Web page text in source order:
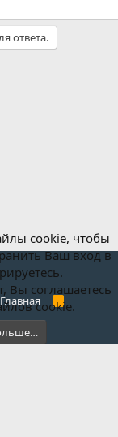
ответа.
Главная
R
S
cookie, чтобы
Ваш вход в
Вы соглашаетесь
cookie.